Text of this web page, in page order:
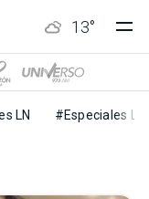
13°
LN #Especiales LN